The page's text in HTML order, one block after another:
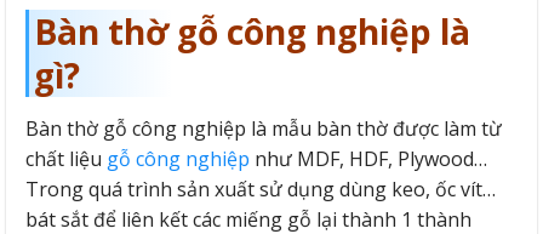
Bàn thờ gỗ công nghiệp là
gì?
Bàn thờ gỗ công nghiệp là mẫu bàn thờ được làm từ
chất liệu gỗ công nghiệp như MDF, HDF, Plywood…
Trong quá trình sản xuất sử dụng dùng keo, ốc vít…
bát sắt để liên kết các miếng gỗ lại thành 1 thành